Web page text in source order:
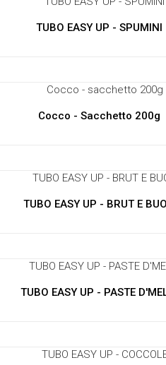
TUBO EASY UP - SPUMINI
Cocco - Sacchetto 200g
TUBO EASY UP - BRUT E
TUBO EASY UP - PASTE